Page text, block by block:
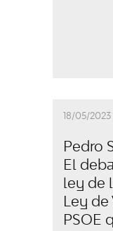
18/05/2023
Pedro
El
ley de
Ley
PSOE